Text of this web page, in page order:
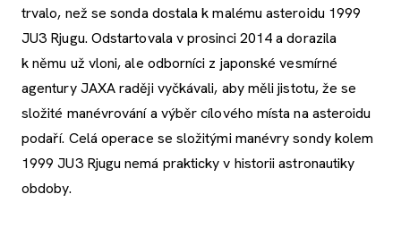
trvalo, než se sonda dostala k malému asteroidu 1999
JU3 Rjugu. Odstartovala v prosinci 2014 a dorazila
k němu už vloni, ale odborníci z japonské vesmírné
agentury JAXA raději vyčkávali, aby měli jistotu, že se
složité manévrování a výběr cílového místa na asteroidu
podaří. Celá operace se složitými manévry sondy kolem
1999 JU3 Rjugu nemá prakticky v historii astronautiky
obdoby.